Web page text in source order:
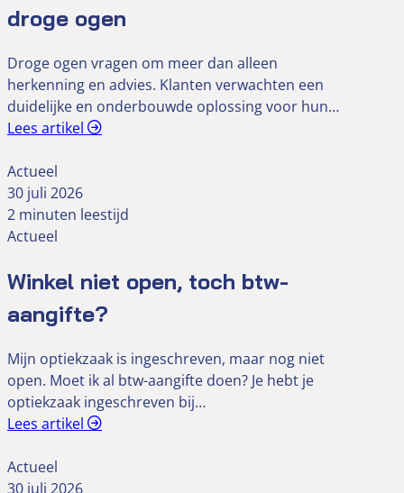
droge ogen
Droge ogen vragen om meer dan alleen
herkenning en advies. Klanten verwachten een
duidelijke en onderbouwde oplossing voor hun…
Lees artikel
Actueel
30 juli 2026
2 minuten leestijd
Actueel
Winkel niet open, toch btw-
aangifte?
Mijn optiekzaak is ingeschreven, maar nog niet
open. Moet ik al btw-aangifte doen? Je hebt je
optiekzaak ingeschreven bij…
Lees artikel
Actueel
30 juli 2026